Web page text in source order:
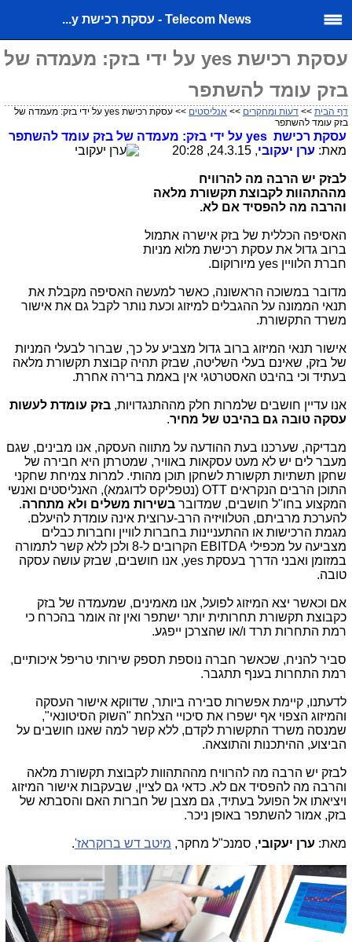
Telecom News - עסקת רכישת y...
עסקת רכישת yes על ידי בזק: מעמדה של
בזק עומד להשתפר
דף הבית >> דעות ומחקרים >> אנליסטים
>> עסקת רכישת yes על ידי בזק: מעמדה של
בזק עומד להשתפר
עסקת רכישת yes על ידי בזק: מעמדה של בזק עומד להשתפר
מאת: ערן יעקובי,
לבזק יש הרבה מה להרוויח
מההתהוות לקבוצת תקשורת מלאה
והרבה מה להפסיד אם לא.
האסיפה הכללית של בזק אישרה אתמול
ברוב גדול את עסקת רכישת מלוא מניות
חברת הלוויין yes מיורוקום.
מדובר במשוכה הראשונה, כאשר למעשה האסיפה מקבלת את
תנאי הממונה על ההגבלים למיזוג וכעת נותר לקבל גם את אישור
משרד התקשורת.
אישור תנאי המיזוג ברוב גדול מצביע על כך, שברור לבעלי המניות
של בזק, שאינם בעלי השליטה, שבזק תהיה קבוצת תקשורת מלאה
בעתיד וכי בהיבט האסטרטגי אין באמת ברירה אחרת.
אנו עדיין חושבים שלמרות חלק מההתנגדויות, בזק עומדת לעשות
עסקה טובה גם בהיבט של מחיר.
מבדיקה, שערכנו בעת ההודעה על מתווה העסקה, אנו מבינים, שגם
מעבר לים יש לא מעט עסקאות באוויר, שמטרתן היא חבירה של
שחקן תשתיות תקשורת לשחקן תוכן מהותי. למרות צמיחת שחקני
התוכן הרבים הנקראים OTT (נטפליקס לדוגמא), האנליסטים ואנשי
המקצוע בחו"ל חושבים, שמדובר בשירות משלים ולא מתחרה.
להערכת מרביתם, הטלוויזיה הרב-ערוצית אינה עומדת להיעלם.
מגמת הרכישות או ההתעניינות בחברות לוויין וחברות כבלים
מצביעה על מכפילי EBITDA
הקרובים ל-8 ולכן ללא קשר לתמורה
במזומן ואבני הדרך בעסקת yes, אנו חושבים, שבזק עושה עסקה
טובה.
אם וכאשר יצא המיזוג לפועל, אנו מאמינים, שמעמדה של בזק
כקבוצת תקשורת תחרותית יותר ישתפר ואין זה אומר בהכרח כי
רמת התחרות תרד ו/או שהצרכן ייפגע.
סביר להניח, שכאשר חברה נוספת תספק שירותי טריפל איכותיים,
רמת התחרות בענף תתגבר.
לדעתנו, קיימת אפשרות סבירה ביותר, שדווקא אישור העסקה
והמיזוג הצפוי אף ישפרו את סיכויי הצלחת "השוק הסיטונאי",
שמנסה משרד התקשורת לקדם, ללא קשר למה שאנו חושבים על
הביצוע, ההיתכנות והתוצאה.
לבזק יש הרבה מה להרוויח מההתהוות לקבוצת תקשורת מלאה
והרבה מה להפסיד אם לא. כדאי גם לציין, שבעקבות אישור המיזוג
ויציאתו אל הפועל בעתיד, גם מצבן של חברות האם והסבתא של
בזק, אמור להשתפר באופן ניכר.
מאת: ערן יעקובי, סמנכ"ל מחקר, מיטב דש ברוקראז'.